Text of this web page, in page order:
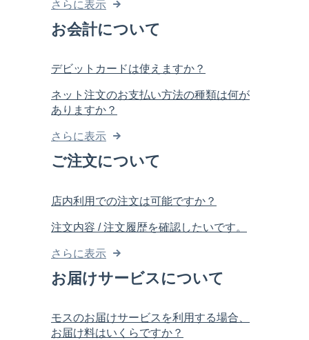
さらに表示
お会計について
デビットカードは使えますか？
ネット注文のお支払い方法の種類は何が
ありますか？
さらに表示
ご注文について
店内利用での注文は可能ですか？
注文内容 / 注文履歴を確認したいです。
さらに表示
お届けサービスについて
モスのお届けサービスを利用する場合、
お届け料はいくらですか？